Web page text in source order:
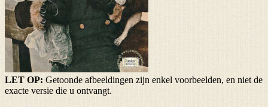
LET OP: Getoonde afbeeldingen zijn enkel voorbeelden, en niet de
exacte versie die u ontvangt.